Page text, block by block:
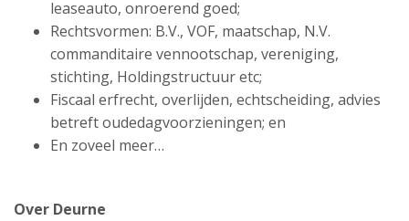
leaseauto, onroerend goed;
Rechtsvormen: B.V., VOF, maatschap, N.V.
commanditaire vennootschap, vereniging,
stichting, Holdingstructuur etc;
Fiscaal erfrecht, overlijden, echtscheiding, advies
betreft oudedagvoorzieningen; en
En zoveel meer…
Over Deurne